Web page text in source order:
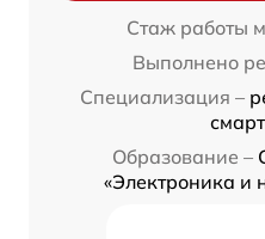
Стаж работы
Выполнено
Специализация –
Образование –
«Электроника и